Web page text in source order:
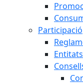
Participació